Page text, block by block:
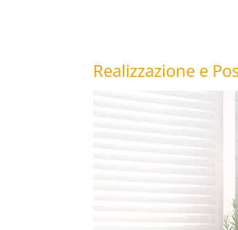
Realizzazione e